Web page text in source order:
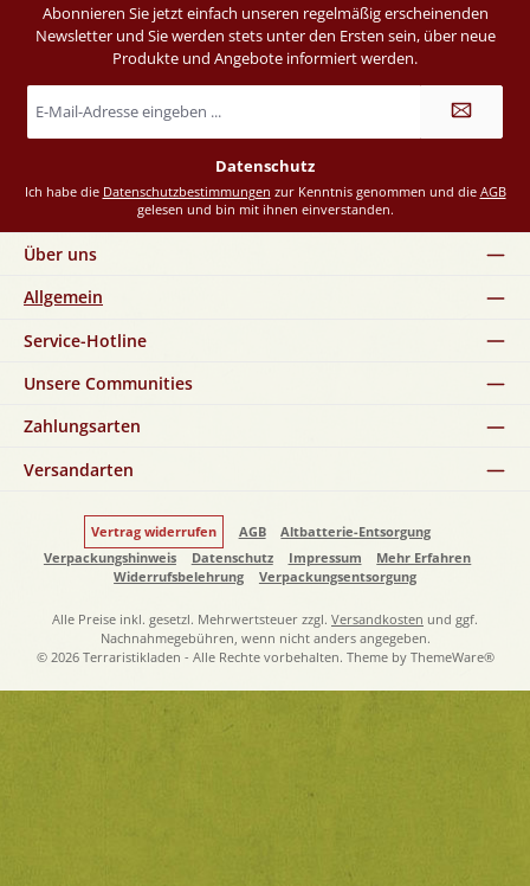
Abonnieren Sie jetzt einfach unseren regelmäßig erscheinenden
Newsletter und Sie werden stets unter den Ersten sein, über neue
Produkte und Angebote informiert werden.
E-
Mail-
Datenschutz
Ich habe die Datenschutzbestimmungen zur Kenntnis genommen und die AGB
gelesen und bin mit ihnen einverstanden.
Über uns
Allgemein
Service-Hotline
Unsere Communities
Zahlungsarten
Versandarten
Vertrag widerrufen AGB
Altbatterie-Entsorgung
Verpackungshinweis
Datenschutz Impressum
Mehr Erfahren
Widerrufsbelehrung
Verpackungsentsorgung
Alle Preise inkl. gesetzl. Mehrwertsteuer zzgl. Versandkosten und ggf.
Nachnahmegebühren, wenn nicht anders angegeben.
© 2026 Terraristikladen - Alle Rechte vorbehalten. Theme by ThemeWare®